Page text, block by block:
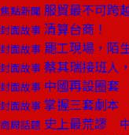
焦點新聞 服貿最不可跨
封面故事 清算台商！
封面故事 罷工現場，陌
封面故事 蔡其瑞接班人
封面故事 中國再設圈套
封面故事 掌握三套劇本
商周話題 史上最荒謬